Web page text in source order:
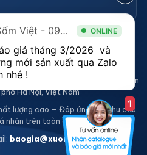
XƯỞNG GỐM VIỆT
0108836921
Bát Tràng, Xã Bát Tràng, Huyện
Hà Nội, Việt Nam
lượng cao – Đáp ứng mọi nhu cầu
nhân trên toàn quốc
baogia@xuonggomviet.com
Xưởng Gốm Việt - 094.1900.823 ONLINE
giá tháng 3/2026  và
mới sản xuất qua Zalo
nhé !
1